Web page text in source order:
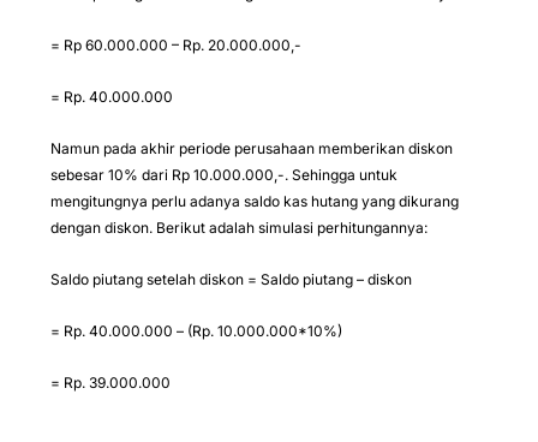
= Rp 60.000.000 – Rp. 20.000.000,-
= Rp. 40.000.000
Namun pada akhir periode perusahaan memberikan diskon
sebesar 10% dari Rp 10.000.000,-. Sehingga untuk
mengitungnya perlu adanya saldo kas hutang yang dikurang
dengan diskon. Berikut adalah simulasi perhitungannya:
Saldo piutang setelah diskon = Saldo piutang – diskon
= Rp. 40.000.000 – (Rp. 10.000.000*10%)
= Rp. 39.000.000